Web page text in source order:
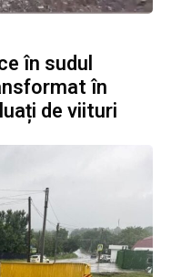
în sudul
în
de viituri